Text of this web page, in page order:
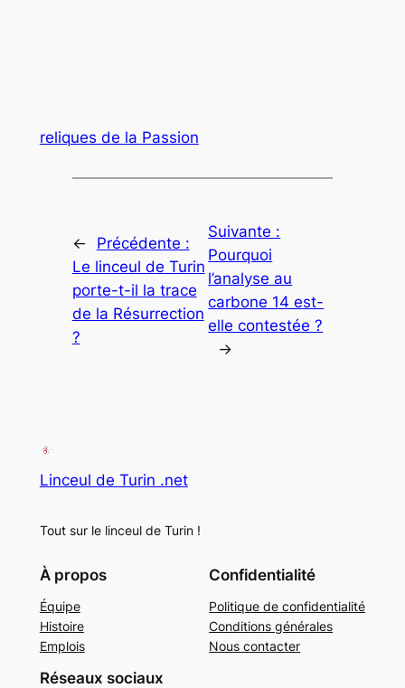
reliques de la Passion
←
Précédente :
Le linceul de Turin
porte-t-il la trace
de la Résurrection
?
Suivante :
Pourquoi
l’analyse au
carbone 14 est-
elle contestée ?
→
Linceul de Turin .net
Tout sur le linceul de Turin !
À propos
Équipe
Histoire
Emplois
Confidentialité
Politique de confidentialité
Conditions générales
Nous contacter
Réseaux sociaux